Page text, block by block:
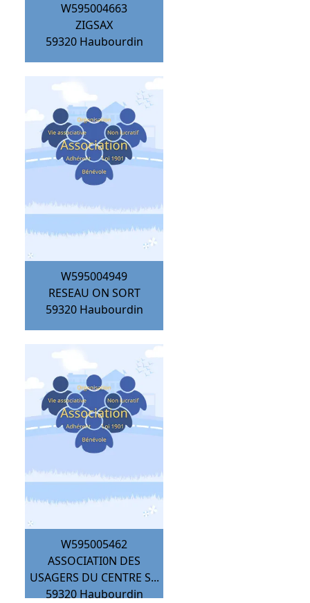
W595004663
ZIGSAX
59320 Haubourdin
W595004949
RESEAU ON SORT
59320 Haubourdin
W595005462
ASSOCIATI0N DES
USAGERS DU CENTRE S...
59320 Haubourdin